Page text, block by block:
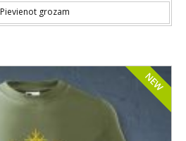
Pievienot grozam
NEW